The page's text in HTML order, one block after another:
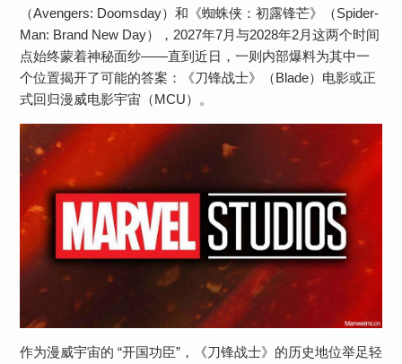
（Avengers: Doomsday）和《蜘蛛侠：初露锋芒》（Spider-
Man: Brand New Day），2027年7月与2028年2月这两个时间
点始终蒙着神秘面纱——直到近日，一则内部爆料为其中一
个位置揭开了可能的答案：​​《刀锋战士》（Blade）电影或正
式回归漫威电影宇宙（MCU）​​。
作为漫威宇宙的 “开国功臣”，《刀锋战士》的历史地位举足轻